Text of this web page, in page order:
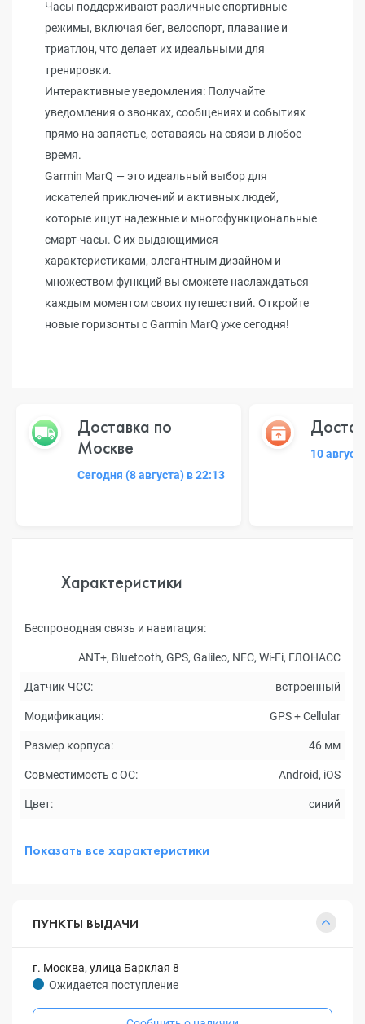
Часы поддерживают различные спортивные
режимы, включая бег, велоспорт, плавание и
триатлон, что делает их идеальными для
тренировки.
Интерактивные уведомления: Получайте
уведомления о звонках, сообщениях и событиях
прямо на запястье, оставаясь на связи в любое
время.
Garmin MarQ — это идеальный выбор для
искателей приключений и активных людей,
которые ищут надежные и многофункциональные
смарт-часы. С их выдающимися
характеристиками, элегантным дизайном и
множеством функций вы сможете наслаждаться
каждым моментом своих путешествий. Откройте
новые горизонты с Garmin MarQ уже сегодня!
Доставка по
Москве
Сегодня (8 августа) в 22:13
10
Характеристики
Беспроводная связь и навигация:
ANT+, Bluetooth, GPS, Galileo, NFC, Wi-Fi, ГЛОНАСC
Датчик ЧСС: встроенный
Модификация: GPS + Cellular
Размер корпуса: 46 мм
Совместимость с ОС: Android, iOS
Цвет: синий
Показать все характеристики
ПУНКТЫ ВЫДАЧИ
г. Москва, улица Барклая 8
Ожидается поступление